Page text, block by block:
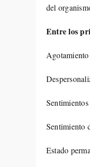
del
Entre los
Sentimiento
Estado